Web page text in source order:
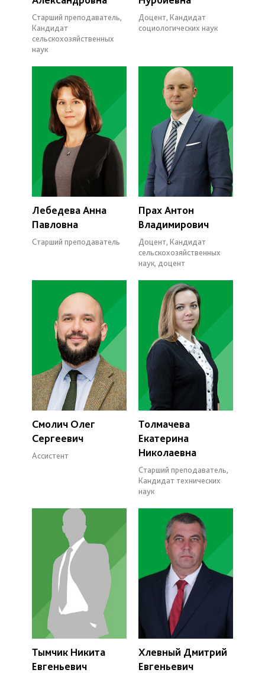
Старший преподаватель,
Кандидат
сельскохозяйственных
наук
Доцент, Кандидат
социологических наук
Лебедева Анна
Павловна
Старший преподаватель
Прах Антон
Владимирович
Доцент, Кандидат
сельскохозяйственных
наук, доцент
Смолич Олег
Сергеевич
Ассистент
Толмачева
Екатерина
Николаевна
Старший преподаватель,
Кандидат технических
наук
Тымчик Никита
Евгеньевич
Хлевный Дмитрий
Евгеньевич